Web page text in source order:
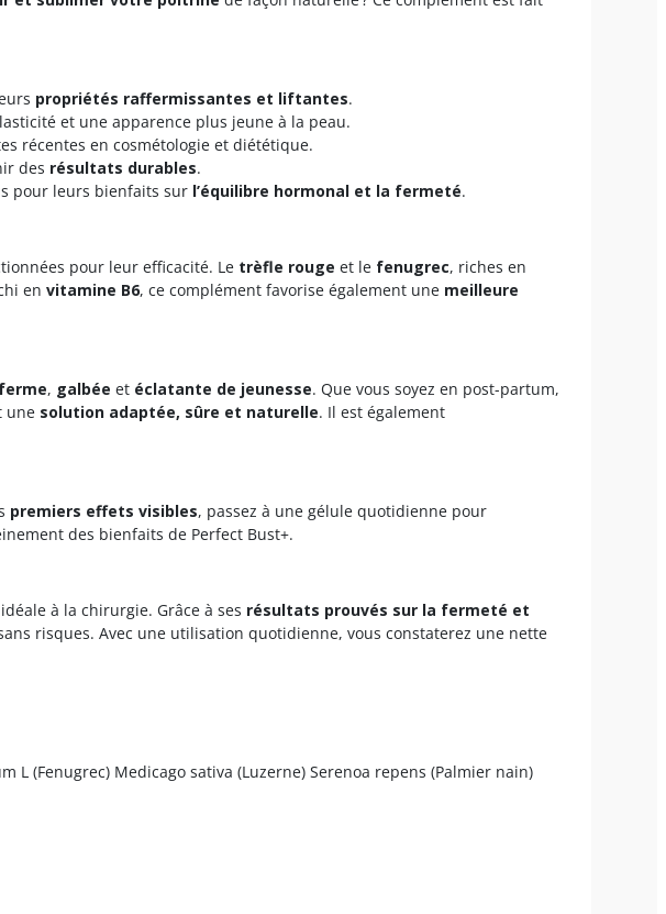
propriétés raffermissantes et liftantes.
et une apparence plus jeune à la peau.
récentes en cosmétologie et diététique.
des résultats durables.
pour leurs bienfaits sur l’équilibre hormonal et la fermeté.
pour leur efficacité. Le trèfle rouge et le fenugrec, riches en
en vitamine B6, ce complément favorise également une meilleure
, galbée et éclatante de jeunesse. Que vous soyez en post-partum,
une solution adaptée, sûre et naturelle. Il est également
premiers effets visibles, passez à une gélule quotidienne pour
des bienfaits de Perfect Bust+.
à la chirurgie. Grâce à ses résultats prouvés sur la fermeté et
risques. Avec une utilisation quotidienne, vous constaterez une nette
(Fenugrec) Medicago sativa (Luzerne) Serenoa repens (Palmier nain)